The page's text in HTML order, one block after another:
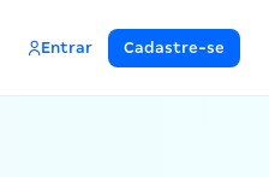
Entrar Cadastre-se